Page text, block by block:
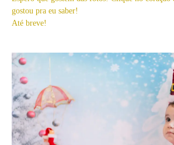
gostou pra eu saber!
Até breve!